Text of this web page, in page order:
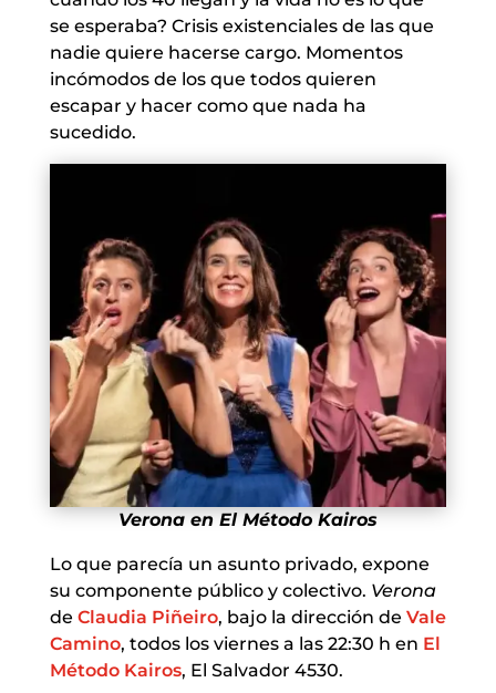
se esperaba? Crisis existenciales de las que
nadie quiere hacerse cargo. Momentos
incómodos de los que todos quieren
escapar y hacer como que nada ha
sucedido.
Verona en El Método Kairos
Lo que parecía un asunto privado, expone
su componente público y colectivo. Verona
de Claudia Piñeiro, bajo la dirección de Vale
Camino, todos los viernes a las 22:30 h en El
Método Kairos, El Salvador 4530.